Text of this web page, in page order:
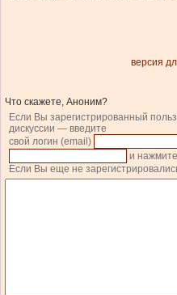
версия
Что скажете, Аноним?
Если Вы зарегистрированный
дискуссии — введите
свой логин (email)
и нажмите
Если Вы еще не